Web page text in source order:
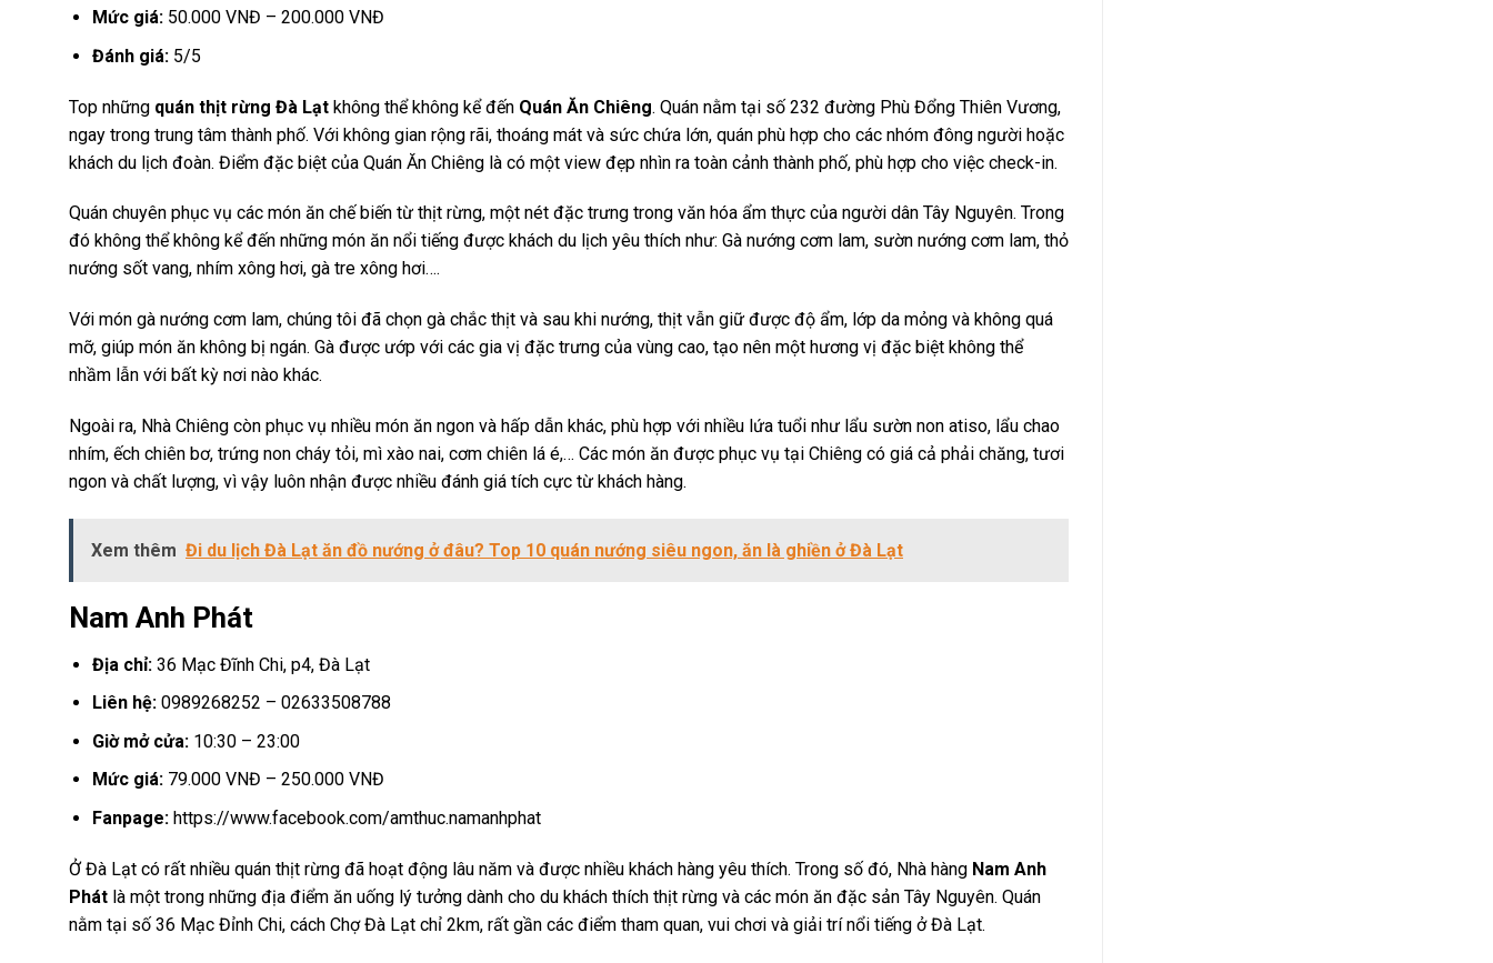
Mức giá:50.000 VNĐ – 200.000 VNĐ
Đánh giá:5/5
Top những quán thịt rừng Đà Lạt không thể không kể đến Quán Ăn Chiêng. Quán nằm tại số 232 đường Phù Đổng Thiên Vương,
ngay trong trung tâm thành phố. Với không gian rộng rãi, thoáng mát và sức chứa lớn, quán phù hợp cho các nhóm đông người hoặc
khách du lịch đoàn. Điểm đặc biệt của Quán Ăn Chiêng là có một view đẹp nhìn ra toàn cảnh thành phố, phù hợp cho việc check-in.
Quán chuyên phục vụ các món ăn chế biến từ thịt rừng, một nét đặc trưng trong văn hóa ẩm thực của người dân Tây Nguyên. Trong
đó không thể không kể đến những món ăn nổi tiếng được khách du lịch yêu thích như: Gà nướng cơm lam, sườn nướng cơm lam, thỏ
nướng sốt vang, nhím xông hơi, gà tre xông hơi….
Với món gà nướng cơm lam, chúng tôi đã chọn gà chắc thịt và sau khi nướng, thịt vẫn giữ được độ ẩm, lớp da mỏng và không quá
mỡ, giúp món ăn không bị ngán. Gà được ướp với các gia vị đặc trưng của vùng cao, tạo nên một hương vị đặc biệt không thể
nhầm lẫn với bất kỳ nơi nào khác.
Ngoài ra, Nhà Chiêng còn phục vụ nhiều món ăn ngon và hấp dẫn khác, phù hợp với nhiều lứa tuổi như lẩu sườn non atiso, lẩu chao
nhím, ếch chiên bơ, trứng non cháy tỏi, mì xào nai, cơm chiên lá é,… Các món ăn được phục vụ tại Chiêng có giá cả phải chăng, tươi
ngon và chất lượng, vì vậy luôn nhận được nhiều đánh giá tích cực từ khách hàng.
Xem thêm Đi du lịch Đà Lạt ăn đồ nướng ở đâu? Top 10 quán nướng siêu ngon, ăn là ghiền ở Đà Lạt
Nam Anh Phát
Địa chỉ:36 Mạc Đĩnh Chi, p4, Đà Lạt
Liên hệ:0989268252 – 02633508788
Giờ mở cửa:10:30 – 23:00
Mức giá:79.000 VNĐ – 250.000 VNĐ
Fanpage: https://www.facebook.com/amthuc.namanhphat
Ở Đà Lạt có rất nhiều quán thịt rừng đã hoạt động lâu năm và được nhiều khách hàng yêu thích. Trong số đó, Nhà hàng Nam Anh
Phát là một trong những địa điểm ăn uống lý tưởng dành cho du khách thích thịt rừng và các món ăn đặc sản Tây Nguyên. Quán
nằm tại số 36 Mạc Đỉnh Chi, cách Chợ Đà Lạt chỉ 2km, rất gần các điểm tham quan, vui chơi và giải trí nổi tiếng ở Đà Lạt.